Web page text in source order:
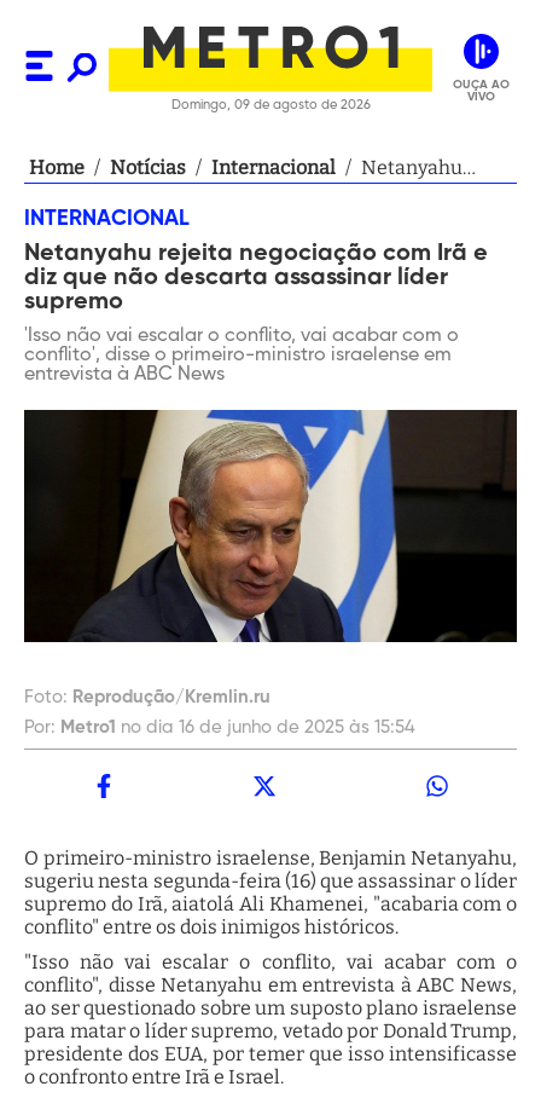
Domingo, 09 de agosto de 2026
OUÇA AO
VIVO
Home / Notícias / Internacional / Netanyahu
Irã e diz que não
descarta
supremo
INTERNACIONAL
Netanyahu rejeita negociação com Irã e
diz que não descarta assassinar líder
supremo
'Isso não vai escalar o conflito, vai acabar com o
conflito', disse o primeiro-ministro israelense em
entrevista à ABC News
Foto: Reprodução/Kremlin.ru
Por: Metro1 no dia 16 de junho de 2025 às 15:54
O primeiro-ministro israelense, Benjamin Netanyahu,
sugeriu nesta segunda-feira (16) que assassinar o líder
supremo do Irã, aiatolá Ali Khamenei, "acabaria com o
conflito" entre os dois inimigos históricos.
"Isso não vai escalar o conflito, vai acabar com o
conflito", disse Netanyahu em entrevista à ABC News,
ao ser questionado sobre um suposto plano israelense
para matar o líder supremo, vetado por Donald Trump,
presidente dos EUA, por temer que isso intensificasse
o confronto entre Irã e Israel.